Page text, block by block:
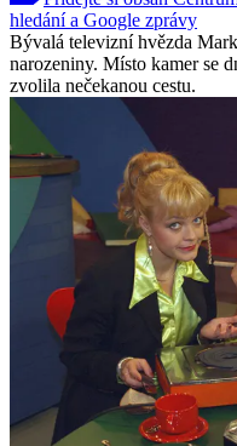
hledání a Google zprávy
Bývalá televizní hvězda
narozeniny. Místo kamer se
zvolila nečekanou cestu.